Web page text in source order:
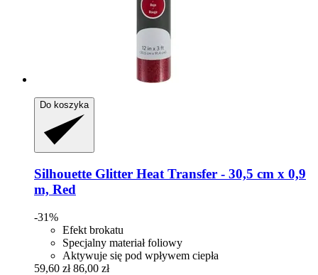
Do koszyka
Silhouette Glitter Heat Transfer -​ 30,5 cm x 0,9
m, Red
-31%
Efekt brokatu
Specjalny materiał foliowy
Aktywuje się pod wpływem ciepła
59,60 zł 86,00 zł